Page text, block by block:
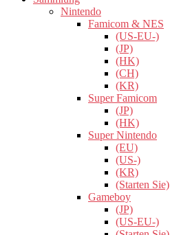
Nintendo
Famicom & NES
(US-EU-)
(JP)
(HK)
(CH)
(KR)
Super Famicom
(JP)
(HK)
Super Nintendo
(EU)
(US-)
(KR)
(Starten Sie)
Gameboy
(JP)
(US-EU-)